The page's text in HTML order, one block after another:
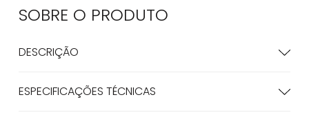
SOBRE O PRODUTO
DESCRIÇÃO
ESPECIFICAÇÕES TÉCNICAS